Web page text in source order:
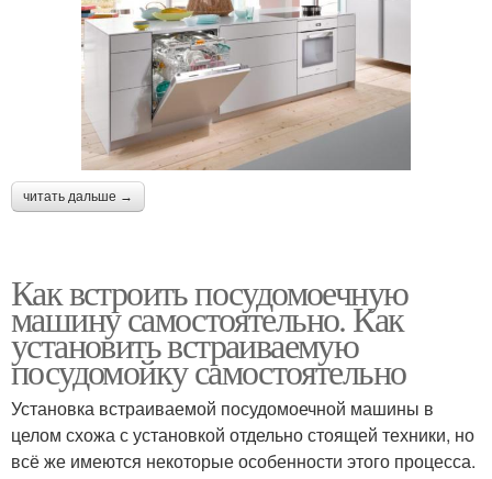
читать дальше →
Как встроить посудомоечную
машину самостоятельно. Как
установить встраиваемую
посудомойку самостоятельно
Установка встраиваемой посудомоечной машины в
целом схожа с установкой отдельно стоящей техники, но
всё же имеются некоторые особенности этого процесса.